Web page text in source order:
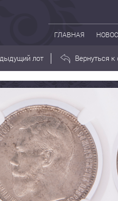
ГЛАВНАЯ
лот Вернуться к